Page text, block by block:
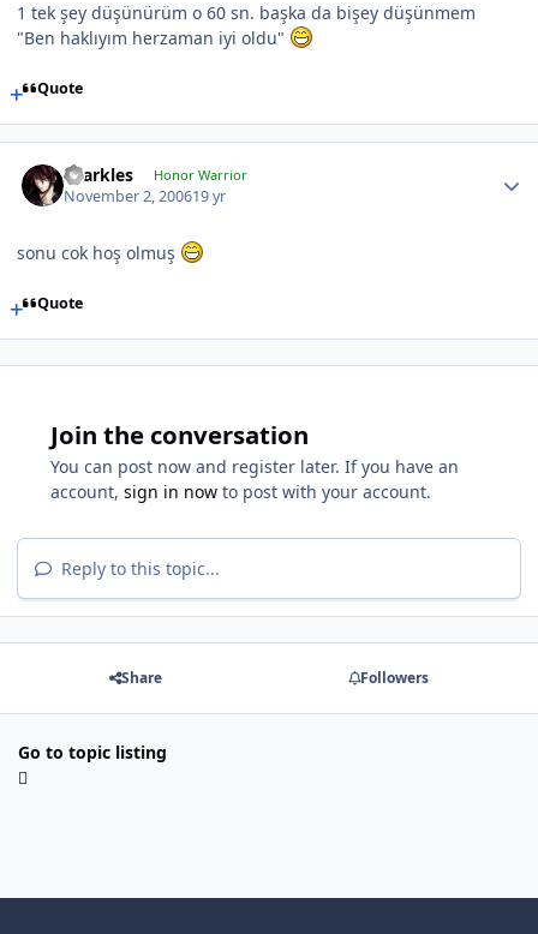
1 tek şey düşünürüm o 60 sn. başka da bişey düşünmem
"Ben haklıyım herzaman iyi oldu"
Quote
sparkles Honor Warrior
November 2, 200619 yr
sonu cok hoş olmuş
Quote
Join the conversation
You can post now and register later. If you have an
account, sign in now to post with your account.
Reply to this topic...
Share Followers
Go to topic listing